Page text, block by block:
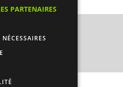
PARTENAIRES